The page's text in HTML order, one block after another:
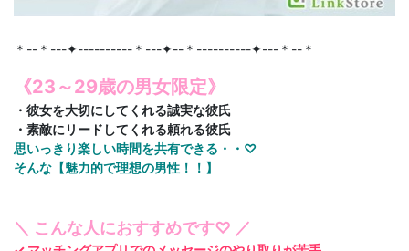
＊--＊---✦----------＊---✦--＊----------✦---＊--＊
《23～29歳の男女限定》
・彼女を大切にしてくれる誠実な彼氏
・素敵にリードしてくれる頼れる彼氏
思いっきり楽しい時間を共有できる・・♡
そんな【魅力的で理想の男性！！】
＼ こんな人におすすめです♡ ／